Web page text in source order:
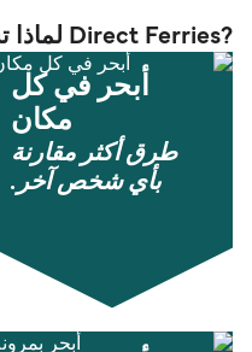
?Direct Ferries لماذا تستخدم
أبحر في كل
مكان
طرق أكثر مقارنة
بأي شخص آخر.